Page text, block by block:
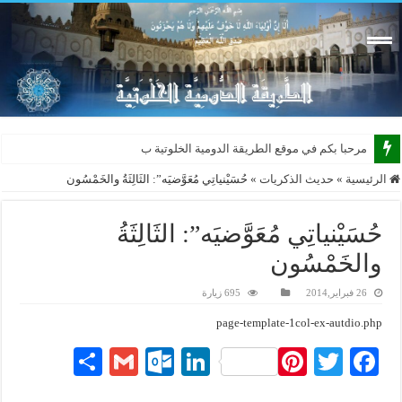
مرحبا بكم في موقع الطريقة الدومية الخلوتية بشكله ا
الرئيسية » حديث الذكريات » حُسَيْنياتِي مُعَوَّضيَه”: الثَالِثَةُ والخَمْسُون
حُسَيْنياتِي مُعَوَّضيَه”: الثَالِثَةُ
والخَمْسُون
26 فبراير,2014 695 زيارة
page-template-1col-ex-autdio.php
Fa
T
Li
O
G